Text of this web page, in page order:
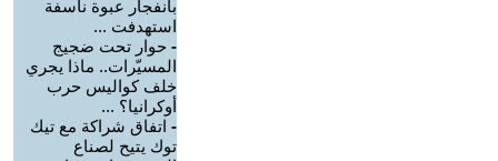
بانفجار عبوة ناسفة
استهدفت ...
- حوار تحت ضجيج
المسيّرات.. ماذا يجري
خلف كواليس حرب
أوكرانيا؟ ...
- اتفاق شراكة مع تيك
توك يتيح لصناع